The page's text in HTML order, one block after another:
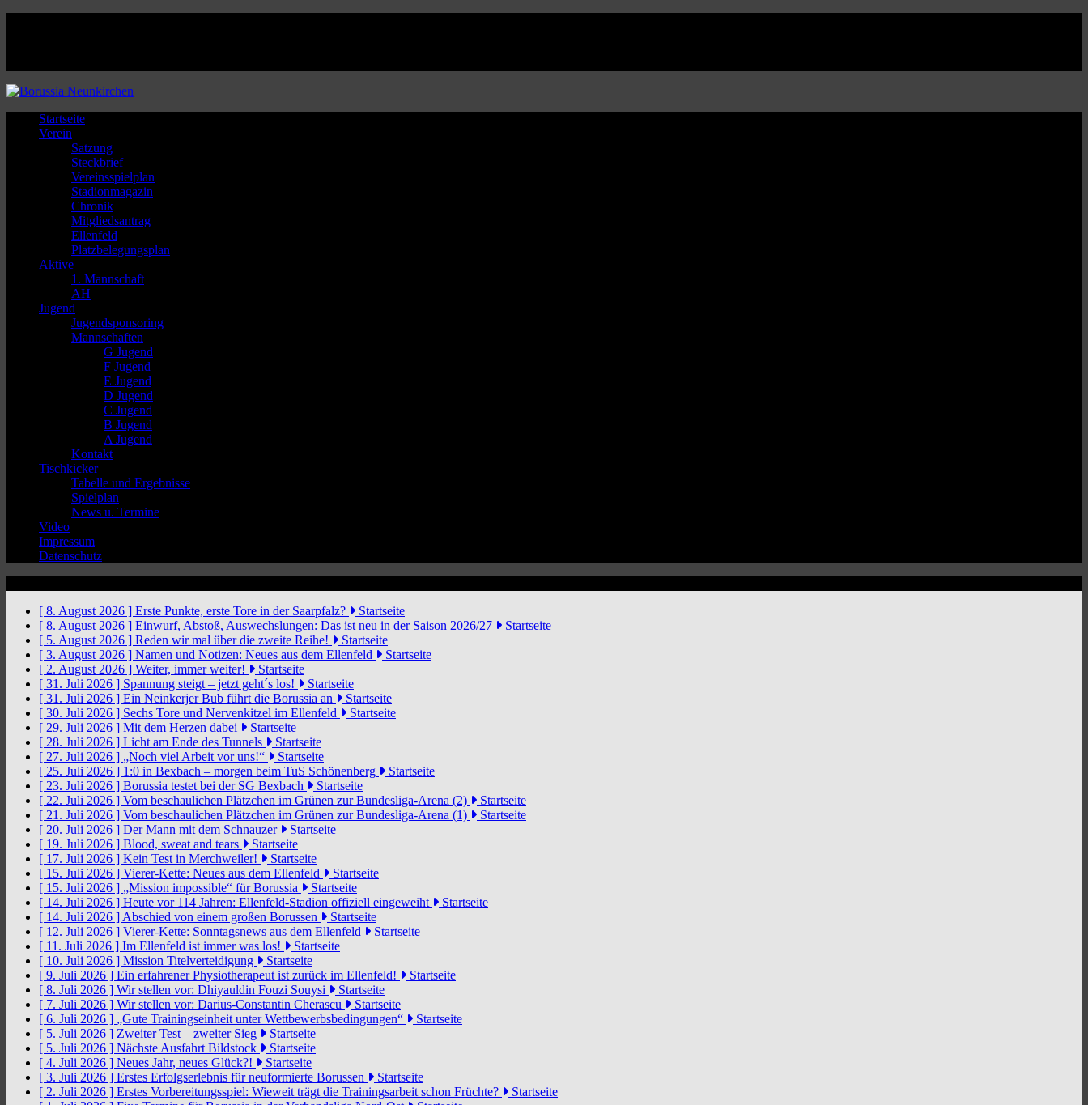
Startseite
Verein
Satzung
Steckbrief
Vereinsspielplan
Stadionmagazin
Chronik
Mitgliedsantrag
Ellenfeld
Platzbelegungsplan
Aktive
1. Mannschaft
AH
Jugend
Jugendsponsoring
Mannschaften
G Jugend
F Jugend
E Jugend
D Jugend
C Jugend
B Jugend
A Jugend
Kontakt
Tischkicker
Tabelle und Ergebnisse
Spielplan
News u. Termine
Video
Impressum
Datenschutz
[ 8. August 2026 ] Erste Punkte, erste Tore in der Saarpfalz?
Startseite
[ 8. August 2026 ] Einwurf, Abstoß, Auswechslungen: Das ist neu in der Saison 2026/27
Startseite
[ 5. August 2026 ] Reden wir mal über die zweite Reihe!
Startseite
[ 3. August 2026 ] Namen und Notizen: Neues aus dem Ellenfeld
Startseite
[ 2. August 2026 ] Weiter, immer weiter!
Startseite
[ 31. Juli 2026 ] Spannung steigt – jetzt geht´s los!
Startseite
[ 31. Juli 2026 ] Ein Neinkerjer Bub führt die Borussia an
Startseite
[ 30. Juli 2026 ] Sechs Tore und Nervenkitzel im Ellenfeld
Startseite
[ 29. Juli 2026 ] Mit dem Herzen dabei
Startseite
[ 28. Juli 2026 ] Licht am Ende des Tunnels
Startseite
[ 27. Juli 2026 ] „Noch viel Arbeit vor uns!“
Startseite
[ 25. Juli 2026 ] 1:0 in Bexbach – morgen beim TuS Schönenberg
Startseite
[ 23. Juli 2026 ] Borussia testet bei der SG Bexbach
Startseite
[ 22. Juli 2026 ] Vom beschaulichen Plätzchen im Grünen zur Bundesliga-Arena (2)
Startseite
[ 21. Juli 2026 ] Vom beschaulichen Plätzchen im Grünen zur Bundesliga-Arena (1)
Startseite
[ 20. Juli 2026 ] Der Mann mit dem Schnauzer
Startseite
[ 19. Juli 2026 ] Blood, sweat and tears
Startseite
[ 17. Juli 2026 ] Kein Test in Merchweiler!
Startseite
[ 15. Juli 2026 ] Vierer-Kette: Neues aus dem Ellenfeld
Startseite
[ 15. Juli 2026 ] „Mission impossible“ für Borussia
Startseite
[ 14. Juli 2026 ] Heute vor 114 Jahren: Ellenfeld-Stadion offiziell eingeweiht
Startseite
[ 14. Juli 2026 ] Abschied von einem großen Borussen
Startseite
[ 12. Juli 2026 ] Vierer-Kette: Sonntagsnews aus dem Ellenfeld
Startseite
[ 11. Juli 2026 ] Im Ellenfeld ist immer was los!
Startseite
[ 10. Juli 2026 ] Mission Titelverteidigung
Startseite
[ 9. Juli 2026 ] Ein erfahrener Physiotherapeut ist zurück im Ellenfeld!
Startseite
[ 8. Juli 2026 ] Wir stellen vor: Dhiyauldin Fouzi Souysi
Startseite
[ 7. Juli 2026 ] Wir stellen vor: Darius-Constantin Cherascu
Startseite
[ 6. Juli 2026 ] „Gute Trainingseinheit unter Wettbewerbsbedingungen“
Startseite
[ 5. Juli 2026 ] Zweiter Test – zweiter Sieg
Startseite
[ 5. Juli 2026 ] Nächste Ausfahrt Bildstock
Startseite
[ 4. Juli 2026 ] Neues Jahr, neues Glück?!
Startseite
[ 3. Juli 2026 ] Erstes Erfolgserlebnis für neuformierte Borussen
Startseite
[ 2. Juli 2026 ] Erstes Vorbereitungsspiel: Wieweit trägt die Trainingsarbeit schon Früchte?
Startseite